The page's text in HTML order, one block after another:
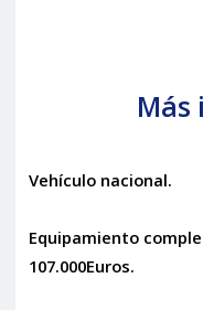
Vehículo nacional.
Equipamiento
107.000Euros.